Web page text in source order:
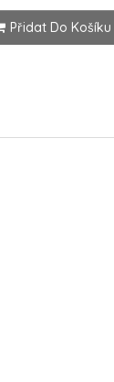
Přidat Do Košíku